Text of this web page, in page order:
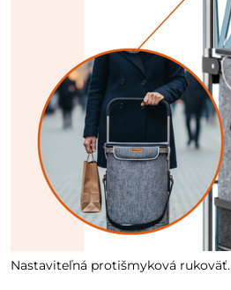
Nastaviteľná protišmyková rukoväť.